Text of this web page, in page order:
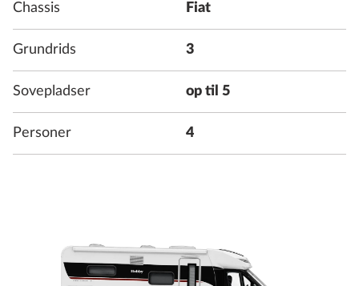
Chassis Fiat
Grundrids 3
Sovepladser op til 5
Personer 4